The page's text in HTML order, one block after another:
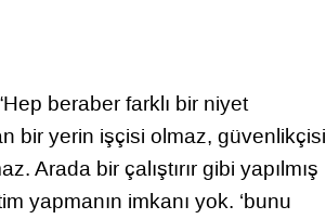
beraber farklı bir niyet
bir yerin işçisi olmaz, güvenlikçisi
Arada bir çalıştırır gibi yapılmış
yapmanın imkanı yok. ‘bunu